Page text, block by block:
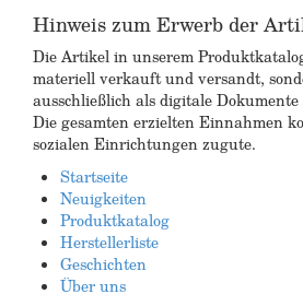
Hinweis zum Erwerb der
Die Artikel in unserem
materiell verkauft und versandt,
ausschließlich als digitale
Die gesamten erzielten Einnahmen
sozialen Einrichtungen zugute.
Startseite
Neuigkeiten
Produktkatalog
Herstellerliste
Geschichten
Über uns